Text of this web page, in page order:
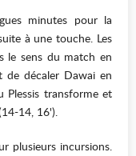
minutes pour la
à une touche. Les
le sens du match en
de décaler Dawai en
Plessis transforme et
14, 16').
plusieurs incursions.